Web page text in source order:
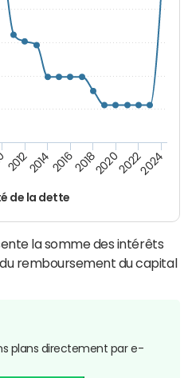
de la dette
2012201420162018202020222024
la somme des intérêts
remboursement du capital
plans directement par e-